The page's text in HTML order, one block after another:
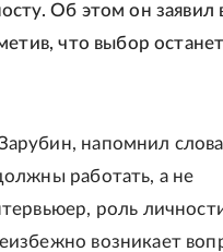
Об этом он заявил
что выбор
напомнил слова
работать, а не
роль
возникает